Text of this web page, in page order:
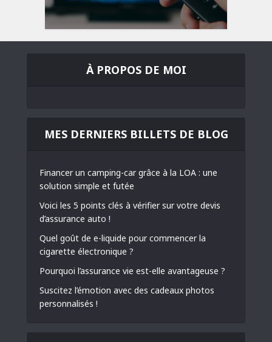
À PROPOS DE MOI
MES DERNIERS BILLETS DE BLOG
Financer un camping-car grâce à la LOA : une
solution simple et futée
Voici les 5 points clés à vérifier sur votre devis
d’assurance auto !
Quel goût de e-liquide pour commencer la
cigarette électronique ?
Pourquoi l’assurance vie est-elle avantageuse ?
Suscitez l’émotion avec des cadeaux photos
personnalisés !